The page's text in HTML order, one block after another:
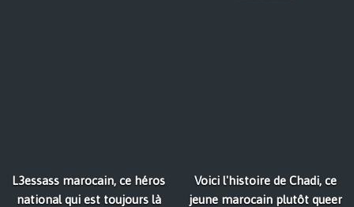
L3essass marocain, ce héros
national qui est toujours là
Voici l'histoire de Chadi, ce
jeune marocain plutôt queer